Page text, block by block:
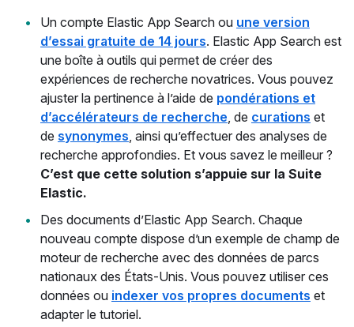
Un compte Elastic App Search ou une version
d’essai gratuite de 14 jours. Elastic App Search est
une boîte à outils qui permet de créer des
expériences de recherche novatrices. Vous pouvez
ajuster la pertinence à l’aide de pondérations et
d’accélérateurs de recherche, de curations et
de synonymes, ainsi qu’effectuer des analyses de
recherche approfondies. Et vous savez le meilleur ?
C’est que cette solution s’appuie sur la Suite
Elastic.
Des documents d’Elastic App Search. Chaque
nouveau compte dispose d’un exemple de champ de
moteur de recherche avec des données de parcs
nationaux des États-Unis. Vous pouvez utiliser ces
données ou indexer vos propres documents et
adapter le tutoriel.